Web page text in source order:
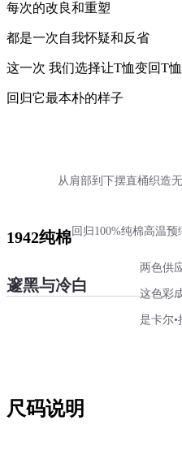
每次的改良和重塑
都是一次自我怀疑和反省
这一次 我们选择让T恤变回T恤
回归它最本朴的样子
从肩部到下摆直桶织造
1942纯棉回归100%纯棉高温预
邃黑与冷白
两色供
这色彩
是卡尔
尺码说明